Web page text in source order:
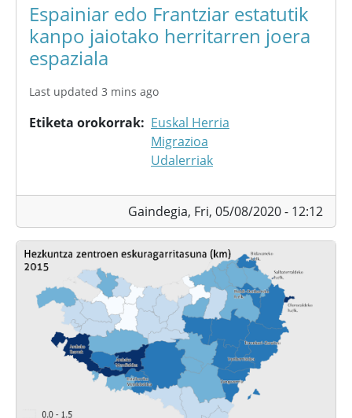
Espainiar edo Frantziar estatutik
kanpo jaiotako herritarren joera
espaziala
Last updated 3 mins ago
Etiketa orokorrak
Euskal Herria
Migrazioa
Udalerriak
Gaindegia, Fri, 05/08/2020 - 12:12